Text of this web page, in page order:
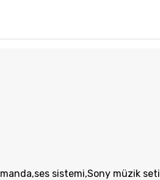
sistemi,Sony müzik seti